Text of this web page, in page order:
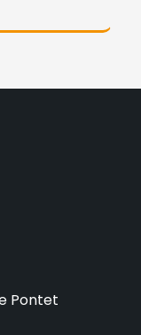
Pontet